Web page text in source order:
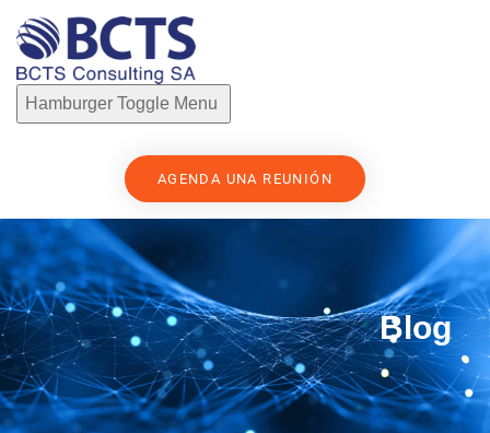
Hamburger Toggle Menu
AGENDA UNA REUNIÓN
Blog